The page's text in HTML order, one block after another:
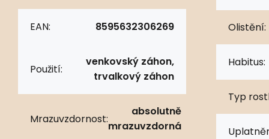
EAN: 8595632306269
Použití:
venkovský záhon,
trvalkový záhon
Mrazuvzdornost:
absolutně
mrazuvzdorná
Olistění:
Habitus:
Typ